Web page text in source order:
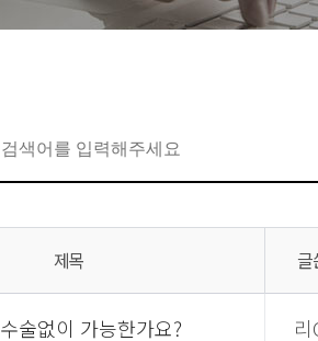
제목 글
수술없이 가능한가요?